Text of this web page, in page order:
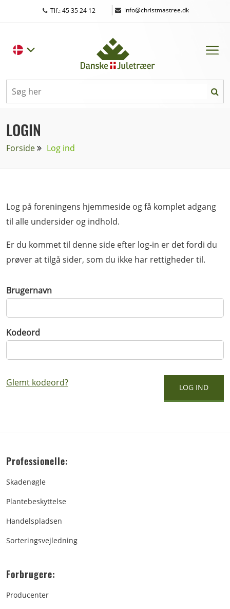
Tlf.: 45 35 24 12 | info@christmastree.dk
LOGIN
Forside Log ind
Log på foreningens hjemmeside og få komplet adgang
til alle undersider og indhold.
Er du kommet til denne side efter log-in er det fordi du
prøver at tilgå sider, som du ikke har rettigheder til.
Brugernavn
Kodeord
Glemt kodeord?
Professionelle:
Skadenøgle
Plantebeskyttelse
Handelspladsen
Sorteringsvejledning
Forbrugere:
Producenter